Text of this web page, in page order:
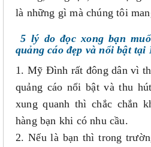
là những gì mà chúng tôi
5 lý do đọc xong bạn
quảng cáo đẹp và nổi bật
1. Mỹ Đình rất đông dân vì
quảng cáo nổi bật và thu
xung quanh thì chắc chắn
hàng bạn khi có nhu cầu.
2. Nếu là bạn thì trong